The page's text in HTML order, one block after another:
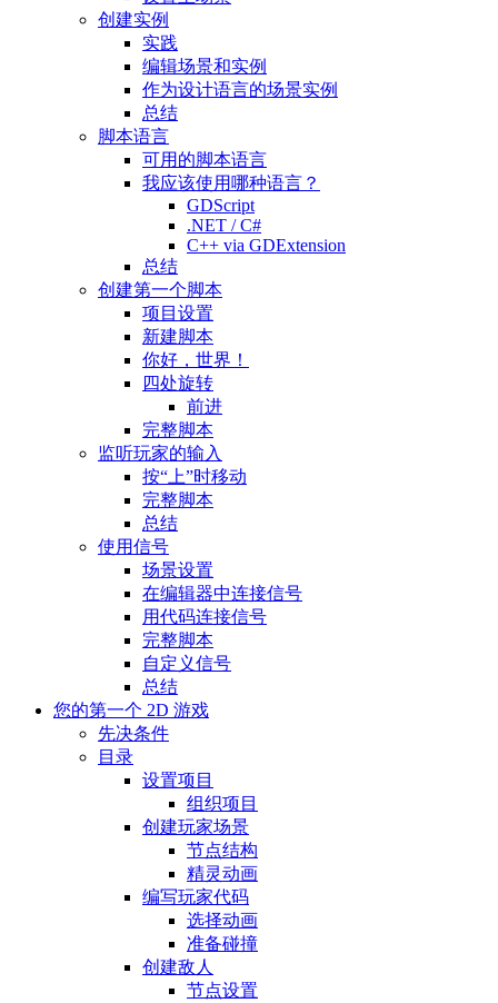
创建实例
实践
编辑场景和实例
作为设计语言的场景实例
总结
脚本语言
可用的脚本语言
我应该使用哪种语言？
GDScript
.NET / C#
C++ via GDExtension
总结
创建第一个脚本
项目设置
新建脚本
你好，世界！
四处旋转
前进
完整脚本
监听玩家的输入
按“上”时移动
完整脚本
总结
使用信号
场景设置
在编辑器中连接信号
用代码连接信号
完整脚本
自定义信号
总结
您的第一个 2D 游戏
先决条件
目录
设置项目
组织项目
创建玩家场景
节点结构
精灵动画
编写玩家代码
选择动画
准备碰撞
创建敌人
节点设置